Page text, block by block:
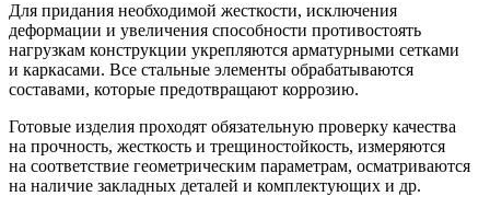
Для придания необходимой жесткости, исключения
деформации и увеличения способности противостоять
нагрузкам конструкции укрепляются арматурными сетками
и каркасами. Все стальные элементы обрабатываются
составами, которые предотвращают коррозию.
Готовые изделия проходят обязательную проверку качества
на прочность, жесткость и трещиностойкость, измеряются
на соответствие геометрическим параметрам, осматриваются
на наличие закладных деталей и комплектующих и др.